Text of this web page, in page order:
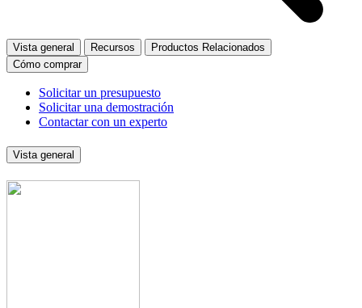
Vista general Recursos
Productos Relacionados
Cómo comprar
Solicitar un presupuesto
Solicitar una demostración
Contactar con un experto
Vista general